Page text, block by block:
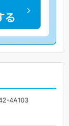
4A103